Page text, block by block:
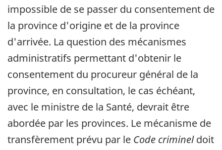
impossible de se passer du consentement de
la province d'origine et de la province
d'arrivée. La question des mécanismes
administratifs permettant d'obtenir le
consentement du procureur général de la
province, en consultation, le cas échéant,
avec le ministre de la Santé, devrait être
abordée par les provinces. Le mécanisme de
transfèrement prévu par le Code crimineldoit